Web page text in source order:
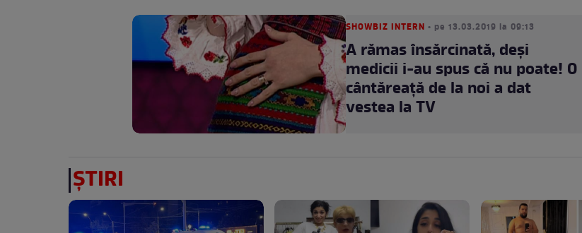
SHOWBIZ INTERN • pe 13.03.2019 la 09:13
A rămas însărcinată, deşi
medicii i-au spus că nu poate! O
cântăreaţă de la noi a dat
vestea la TV
ȘTIRI